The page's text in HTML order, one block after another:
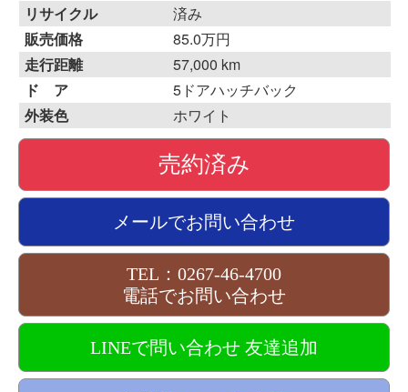
リサイクル
済み
販売価格
85.0万円
走行距離
57,000 km
ド ア
5ドアハッチバック
外装色
ホワイト
売約済み
メールでお問い合わせ
TEL：0267-46-4700
電話でお問い合わせ
LINEで問い合わせ 友達追加